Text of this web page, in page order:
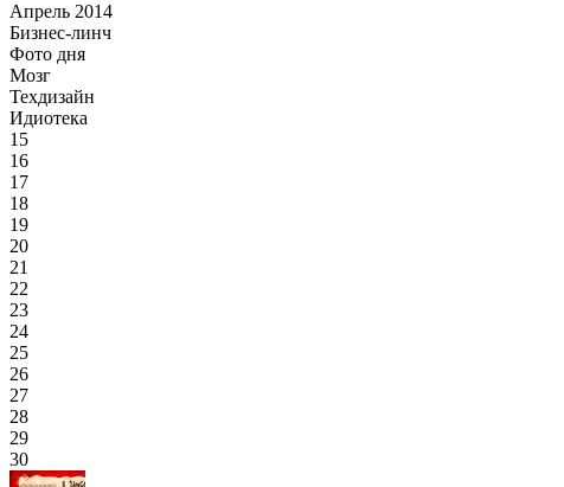
Апрель 2014
Бизнес-линч
Фото дня
Мозг
Техдизайн
Идиотека
15
16
17
18
19
20
21
22
23
24
25
26
27
28
29
30